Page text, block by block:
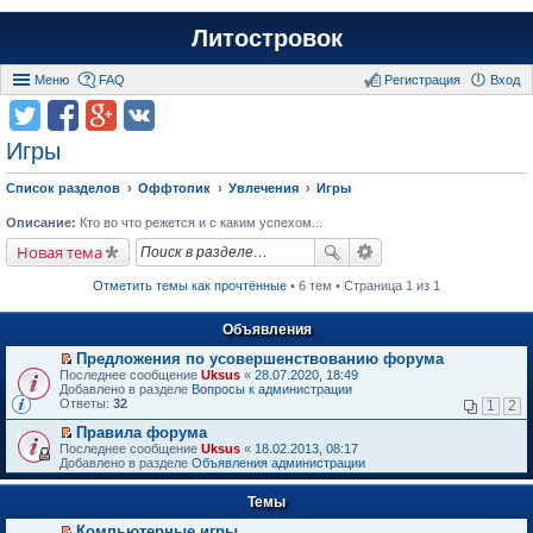
Литостровок
Меню FAQ Вход
Регистрация
Игры
Список разделов Оффтопик Увлечения Игры
Описание: Кто во что режется и с каким успехом...
Новая тема
Отметить темы как прочтённые • 6 тем • Страница 1 из 1
Объявления
П
е
р
й
т
и
к
п
в
Предложения по усовершенствованию форума
Последнее сообщение Uksus « 28.07.2020, 18:49
Добавлено в разделе Вопросы к администрации
Ответы: 32 1 2
П
е
р
е
т
и
Правила форума
Последнее сообщение Uksus « 18.02.2013, 08:17
Добавлено в разделе Объявления администрации
Темы